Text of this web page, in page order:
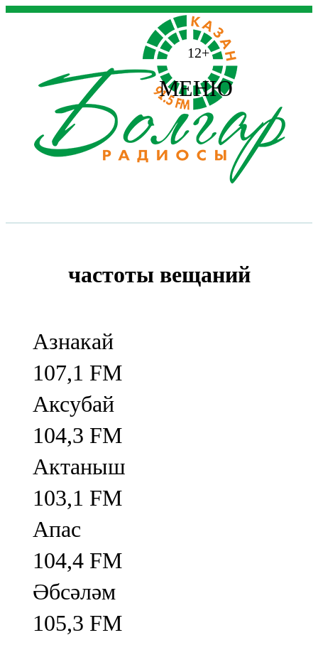
12+
МЕНЮ
частоты вещаний
Азнакай
107,1 FM
Аксубай
104,3 FM
Актаныш
103,1 FM
Апас
104,4 FM
Әбсәләм
105,3 FM